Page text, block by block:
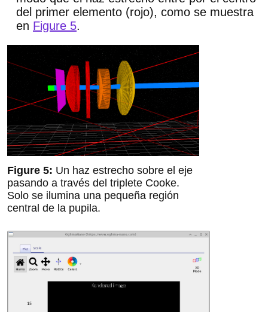
del primer elemento (rojo), como se muestra
en Figure 5.
Un haz estrecho sobre el eje
pasando a través del triplete Cooke.
Solo se ilumina una pequeña región
central de la pupila.